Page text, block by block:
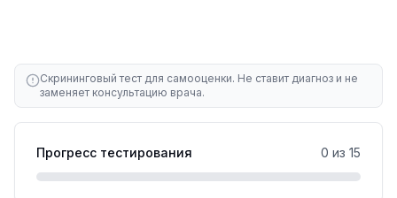
Скрининговый тест для самооценки. Не ставит диагноз и не
заменяет консультацию врача.
Прогресс тестирования 0 из 15